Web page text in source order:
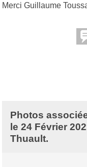
Merci Guillaume
Photos
le 24 Février
Thuault.